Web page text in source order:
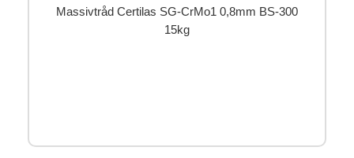
Massivtråd Certilas SG-CrMo1 0,8mm BS-300
15kg